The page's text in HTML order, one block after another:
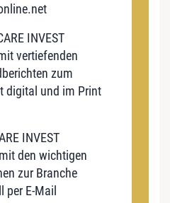
INVEST
vertiefenden
zum
digital und im Print
INVEST
den wichtigen
zur Branche
per E-Mail